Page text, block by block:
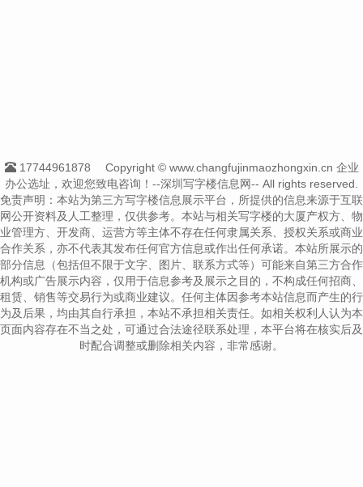
17744961878
Copyright © www.changfujinmaozhongxin.cn 企业
办公选址，欢迎您致电咨询！--深圳写字楼信息网-- All rights reserved.
免责声明：本站为第三方写字楼信息展示平台，所提供的信息来源于互联
网公开资料及人工整理，仅供参考。本站与相关写字楼的大厦产权方、物
业管理方、开发商、运营方等主体不存在任何隶属关系、授权关系或商业
合作关系，亦不代表其发布任何官方信息或作出任何承诺。本站所展示的
部分信息（包括但不限于文字、图片、联系方式等）可能来自第三方合作
机构或广告展示内容，仅用于信息参考及展示之目的，不构成任何招商、
租赁、销售等交易行为或商业建议。任何主体因参考本站信息而产生的行
为及后果，均由其自行承担，本站不承担相关责任。如相关权利人认为本
页面内容存在不当之处，可通过合法途径联系处理，本平台将在核实后及
时配合调整或删除相关内容，非常感谢。